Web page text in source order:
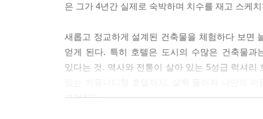
은 그가 4년간 실제로 숙박하며 치수를 재고 스케
새롭고 정교하게 설계된 건축물을 체험하다 보면
얻게 된다. 특히 호텔은 도시의 수많은 건축물
있다는 것. 역사와 전통이 살아 있는 5성급 럭셔
그려진다.